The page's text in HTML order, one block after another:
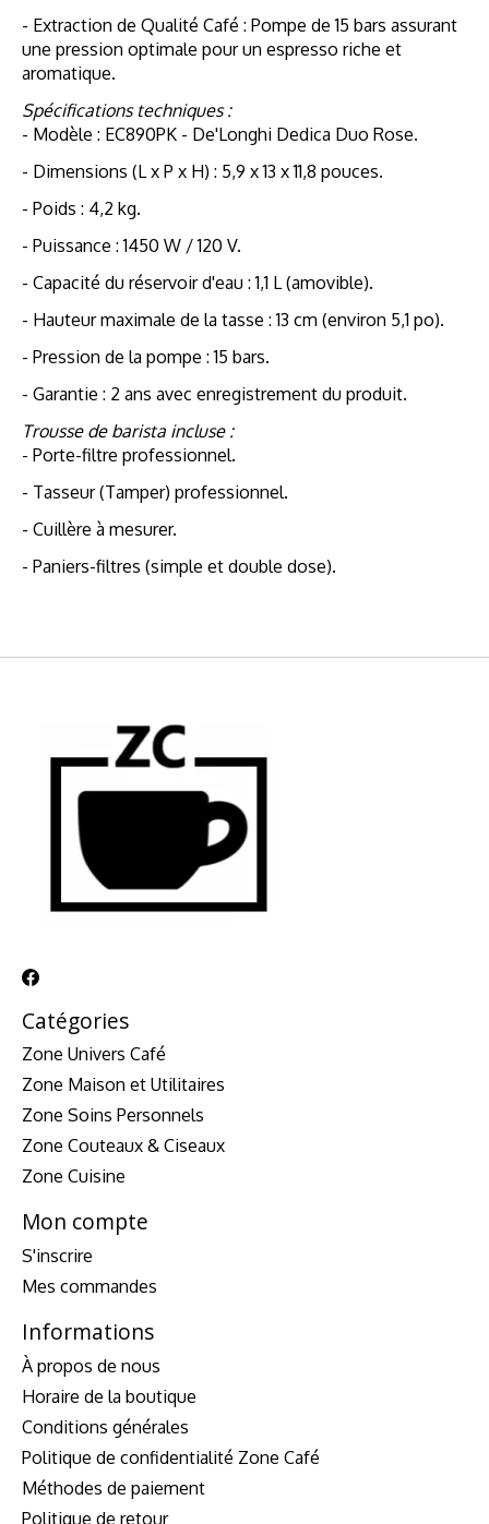
- Extraction de Qualité Café : Pompe de 15 bars assurant
une pression optimale pour un espresso riche et
aromatique.
Spécifications techniques :
- Modèle : EC890PK - De'Longhi Dedica Duo Rose.
- Dimensions (L x P x H) : 5,9 x 13 x 11,8 pouces.
- Poids : 4,2 kg.
- Puissance : 1450 W / 120 V.
- Capacité du réservoir d'eau : 1,1 L (amovible).
- Hauteur maximale de la tasse : 13 cm (environ 5,1 po).
- Pression de la pompe : 15 bars.
- Garantie : 2 ans avec enregistrement du produit.
Trousse de barista incluse :
- Porte-filtre professionnel.
- Tasseur (Tamper) professionnel.
- Cuillère à mesurer.
- Paniers-filtres (simple et double dose).
Catégories
Zone Univers Café
Zone Maison et Utilitaires
Zone Soins Personnels
Zone Couteaux & Ciseaux
Zone Cuisine
Mon compte
S'inscrire
Mes commandes
Informations
À propos de nous
Horaire de la boutique
Conditions générales
Politique de confidentialité Zone Café
Méthodes de paiement
Politique de retour